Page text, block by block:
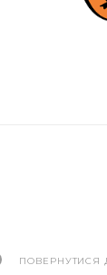
ПОВЕРНУТИСЯ